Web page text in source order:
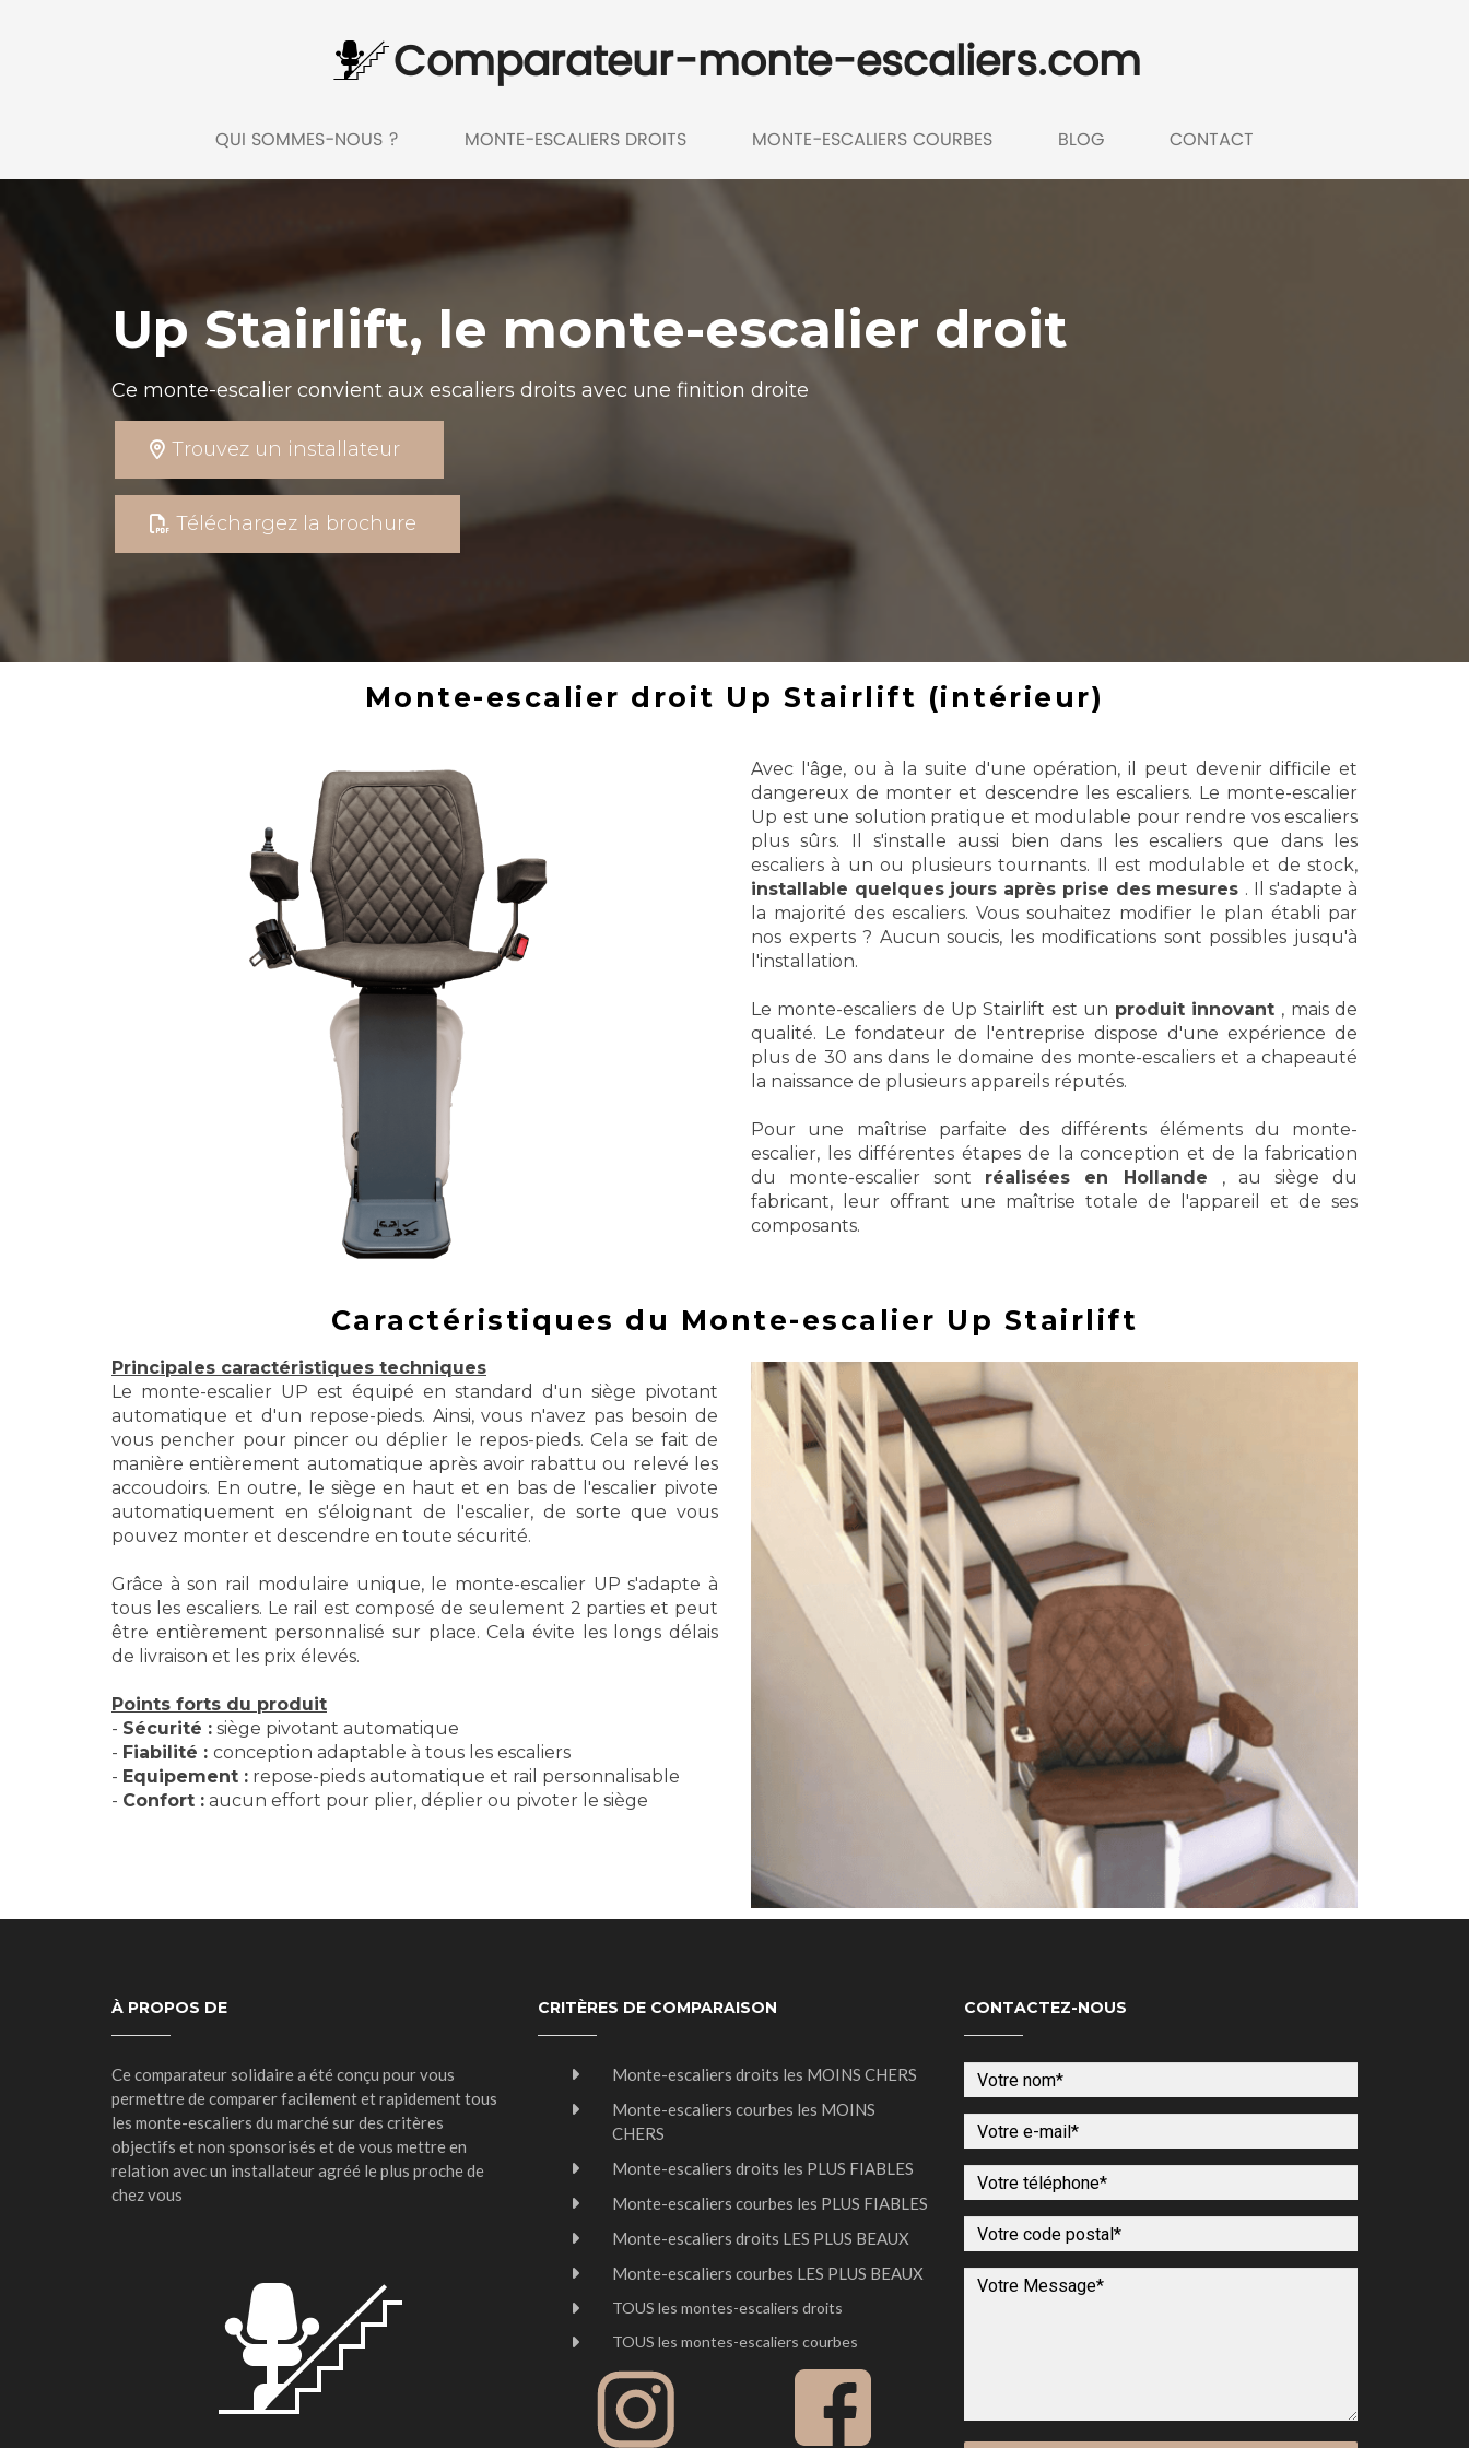
Comparateur-monte-escaliers.com
QUI SOMMES-NOUS ? MONTE-ESCALIERS DROITS MONTE-ESCALIERS COURBES BLOG CONTACT
Up Stairlift, le monte-escalier droit
Ce monte-escalier convient aux escaliers droits avec une finition droite
Trouvez un installateur
Téléchargez la brochure
Monte-escalier droit Up Stairlift (intérieur)
Avec l'âge, ou à la suite d'une opération, il peut devenir difficile et
dangereux de monter et descendre les escaliers. Le monte-escalier
Up est une solution pratique et modulable pour rendre vos escaliers
plus sûrs. Il s'installe aussi bien dans les escaliers que dans les
escaliers à un ou plusieurs tournants. Il est modulable et de stock,
installable quelques jours après prise des mesures . Il s'adapte à
la majorité des escaliers. Vous souhaitez modifier le plan établi par
nos experts ? Aucun soucis, les modifications sont possibles jusqu'à
l'installation.
Le monte-escaliers de Up Stairlift est un produit innovant , mais de
qualité. Le fondateur de l'entreprise dispose d'une expérience de
plus de 30 ans dans le domaine des monte-escaliers et a chapeauté
la naissance de plusieurs appareils réputés.
Pour une maîtrise parfaite des différents éléments du monte-
escalier, les différentes étapes de la conception et de la fabrication
du monte-escalier sont réalisées en Hollande , au siège du
fabricant, leur offrant une maîtrise totale de l'appareil et de ses
composants.
Caractéristiques du Monte-escalier Up Stairlift
Principales caractéristiques techniques
Le monte-escalier UP est équipé en standard d'un siège pivotant
automatique et d'un repose-pieds. Ainsi, vous n'avez pas besoin de
vous pencher pour pincer ou déplier le repos-pieds. Cela se fait de
manière entièrement automatique après avoir rabattu ou relevé les
accoudoirs. En outre, le siège en haut et en bas de l'escalier pivote
automatiquement en s'éloignant de l'escalier, de sorte que vous
pouvez monter et descendre en toute sécurité.
Grâce à son rail modulaire unique, le monte-escalier UP s'adapte à
tous les escaliers. Le rail est composé de seulement 2 parties et peut
être entièrement personnalisé sur place. Cela évite les longs délais
de livraison et les prix élevés.
Points forts du produit
- Sécurité : siège pivotant automatique
- Fiabilité : conception adaptable à tous les escaliers
- Equipement : repose-pieds automatique et rail personnalisable
- Confort : aucun effort pour plier, déplier ou pivoter le siège
À PROPOS DE
Ce comparateur solidaire a été conçu pour vous
permettre de comparer facilement et rapidement tous
les monte-escaliers du marché sur des critères
objectifs et non sponsorisés et de vous mettre en
relation avec un installateur agréé le plus proche de
chez vous
CRITÈRES DE COMPARAISON
Monte-escaliers droits les MOINS CHERS
Monte-escaliers courbes les MOINS
CHERS
Monte-escaliers droits les PLUS FIABLES
Monte-escaliers courbes les PLUS FIABLES
Monte-escaliers droits LES PLUS BEAUX
Monte-escaliers courbes LES PLUS BEAUX
TOUS les montes-escaliers droits
TOUS les montes-escaliers courbes
CONTACTEZ-NOUS